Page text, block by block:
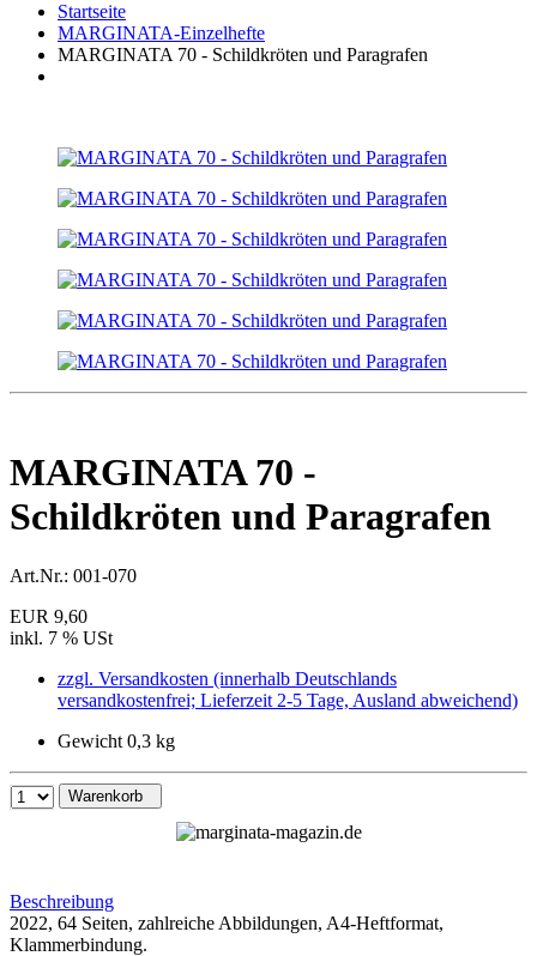
Startseite
MARGINATA-Einzelhefte
MARGINATA 70 - Schildkröten und Paragrafen
MARGINATA 70 -
Schildkröten und Paragrafen
Art.Nr.: 001-070
EUR 9,60
inkl. 7 % USt
zzgl. Versandkosten (innerhalb Deutschlands
versandkostenfrei; Lieferzeit 2-5 Tage, Ausland abweichend)
Gewicht 0,3 kg
Warenkorb
Beschreibung
2022, 64 Seiten, zahlreiche Abbildungen, A4-Heftformat,
Klammerbindung.